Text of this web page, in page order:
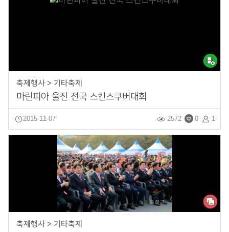
축제행사 > 기타축제
마린피아 울진 전국 스킨스쿠버대회
2015-11-07 1
0
2572
축제행사 > 기타축제